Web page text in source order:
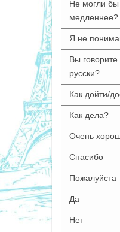
Не могли бы
медленнее?
Я не
Вы говорите
русски?
Как дойти/
Как дела?
Очень
Спасибо
Пожалуйста
Да
Нет